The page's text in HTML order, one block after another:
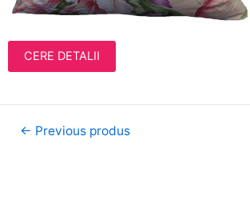
CERE DETALII
← Previous produs